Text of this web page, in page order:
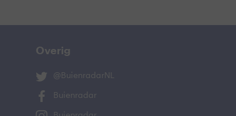
Overig
@BuienradarNL
Buienradar